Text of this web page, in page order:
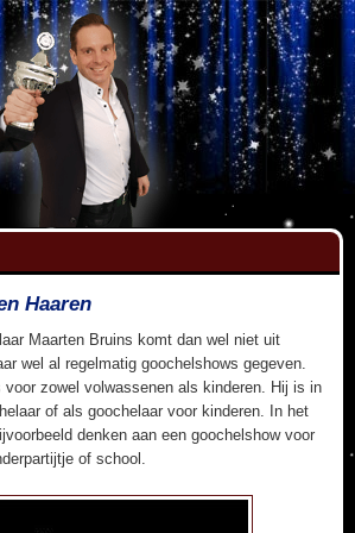
Haaren
Maarten Bruins komt dan wel niet uit
wel al regelmatig goochelshows gegeven.
voor zowel volwassenen als kinderen. Hij is in
of als goochelaar voor kinderen. In het
denken aan een goochelshow voor
of school.